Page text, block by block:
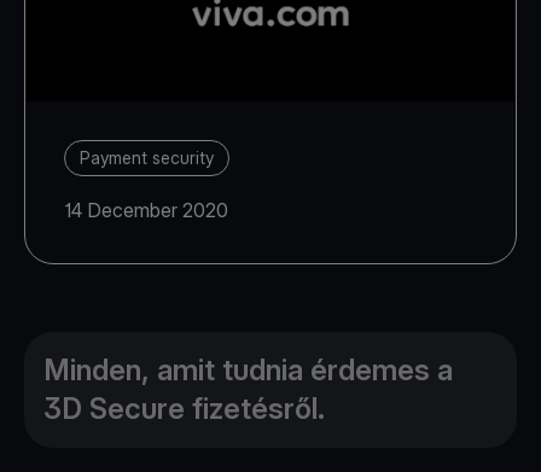
Payment security
14 December 2020
Minden, amit tudnia érdemes a
3D Secure fizetésről.